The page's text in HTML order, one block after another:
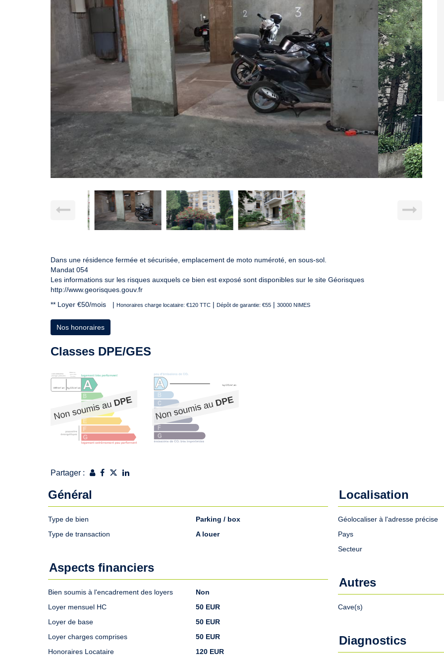
Dans une résidence fermée et sécurisée, emplacement de moto numéroté, en sous-sol.
Mandat 054
Les informations sur les risques auxquels ce bien est exposé sont disponibles sur le site Géorisques
http://www.georisques.gouv.fr
** Loyer €50/mois | Honoraires charge locataire: €120 TTC | Dépôt de garantie: €55 | 30000 NIMES
Nos honoraires
Classes DPE/GES
Partager :
Général
Type de bien
Parking / box
Type de transaction
A louer
Localisation
Géolocaliser à l'adresse précise
Pays
Secteur
Aspects financiers
Bien soumis à l'encadrement des loyers
Non
Loyer mensuel HC
50 EUR
Loyer de base
50 EUR
Loyer charges comprises
50 EUR
Honoraires Locataire
120 EUR
Autres
Cave(s)
Diagnostics